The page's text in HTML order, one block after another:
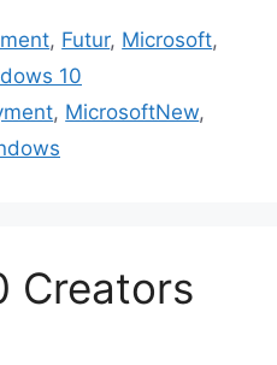
, Futur, Microsoft,
10
, MicrosoftNew,
Creators